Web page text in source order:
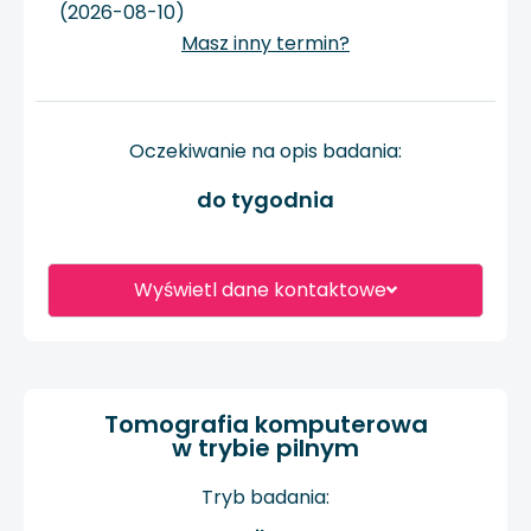
Wyświetl dane kontaktowe
(2026-08-10)
Masz inny termin?
Oczekiwanie na opis badania:
do tygodnia
Tomografia komputerowa
w trybie pilnym
Tryb badania: